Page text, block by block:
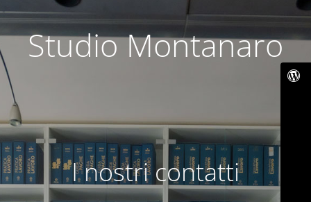
Studio Montanaro
I nostri contatti